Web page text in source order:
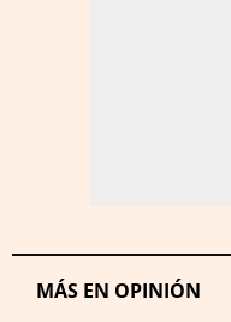
MÁS EN OPINIÓN